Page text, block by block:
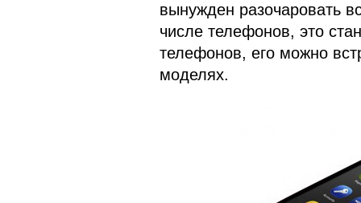
вынужден разочаровать
числе телефонов, это
телефонов, его можно
моделях.